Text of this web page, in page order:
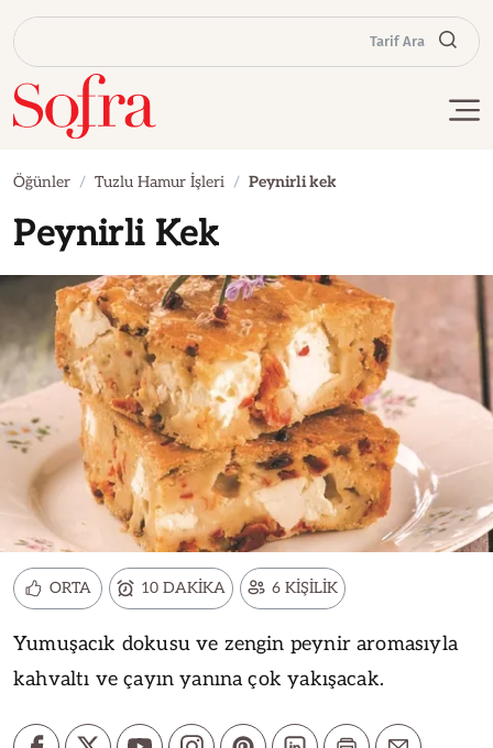
Tarif Ara
Öğünler Tuzlu Hamur İşleri Peynirli kek
Peynirli Kek
ORTA 10 DAKİKA 6 KİŞİLİK
Yumuşacık dokusu ve zengin peynir aromasıyla
kahvaltı ve çayın yanına çok yakışacak.